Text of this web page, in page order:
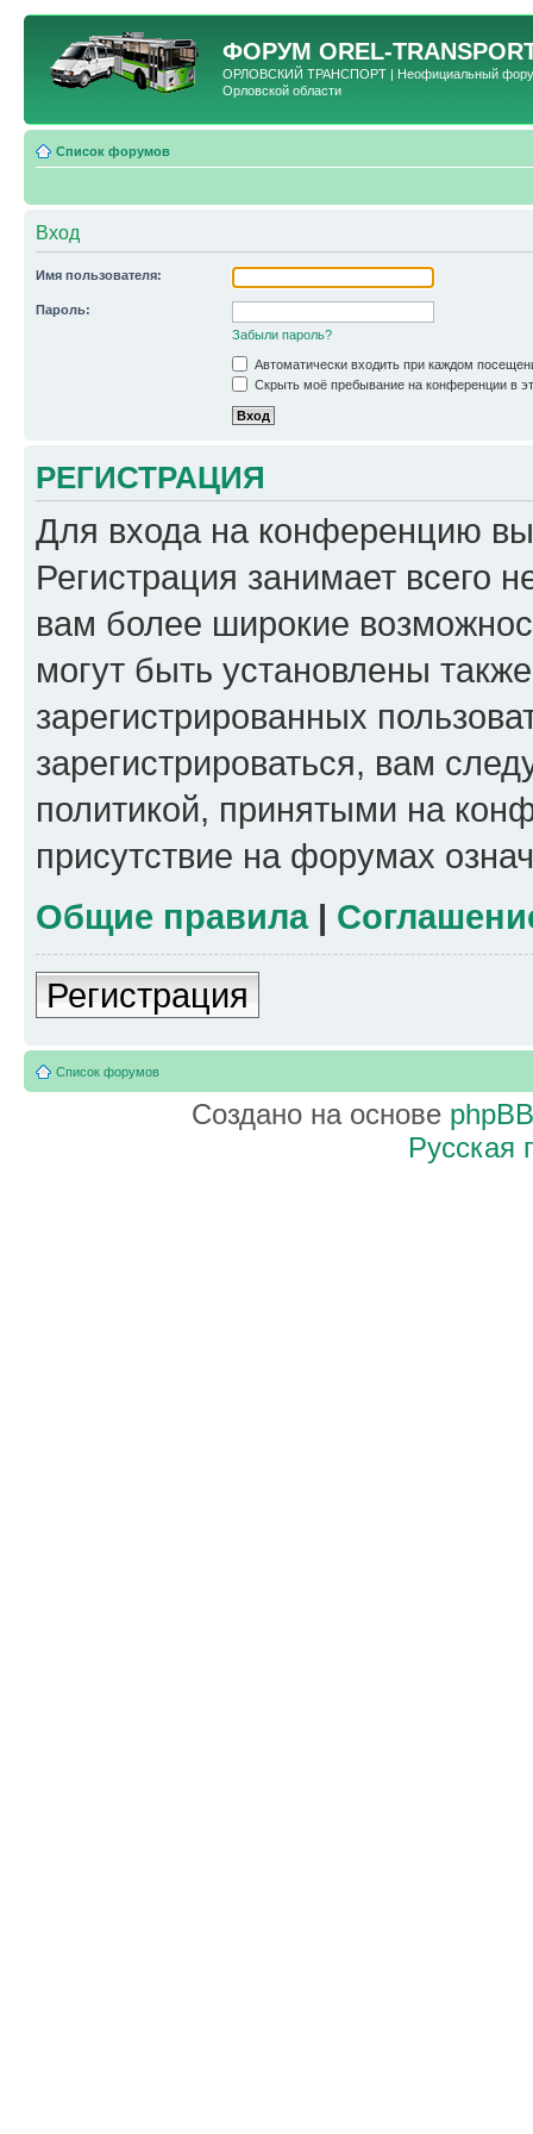
ФОРУМ OREL-
ОРЛОВСКИЙ ТРАНСПОРТ | Неофициальный форум
Орловской области
Список форумов
Вход
Имя пользователя:
Пароль:
Забыли пароль?
Автоматически входить при каждом
Скрыть моё пребывание на конференции в
РЕГИСТРАЦИЯ
Для входа на конференцию
Регистрация занимает всего
вам более широкие
могут быть установлены
зарегистрированных
зарегистрироваться, вам
политикой, принятыми на
присутствие на форумах
Общие правила|
Регистрация
Список форумов
Создано на основе phpBB
Русская